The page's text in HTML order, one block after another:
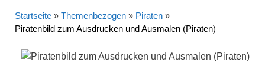
Startseite » Themenbezogen » Piraten »
Piratenbild zum Ausdrucken und Ausmalen (Piraten)